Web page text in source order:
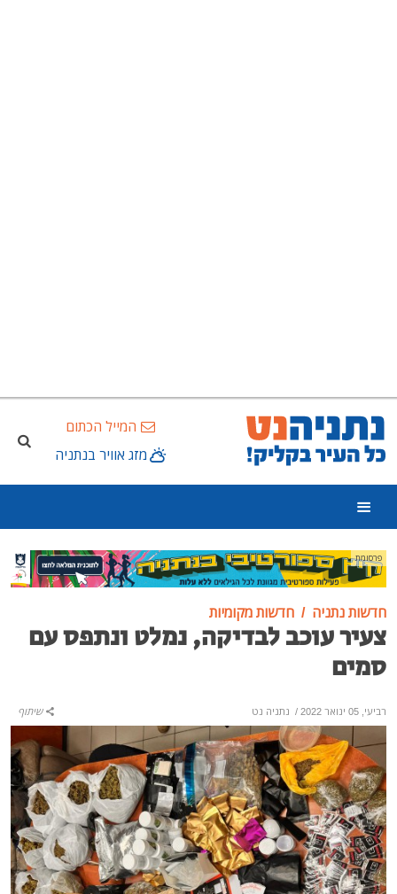
המייל הכתום
מזג אוויר בנתניה
פרסומת
חדשות נתניה חדשות מקומיות
צעיר עוכב לבדיקה, נמלט ונתפס עם
סמים
רביעי, 05 ינואר 2022 / נתניה נט שיתוף